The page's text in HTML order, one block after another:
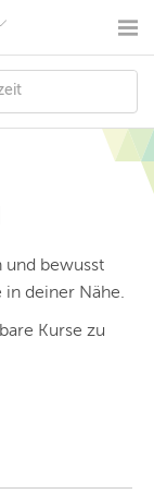
und bewusst
in deiner Nähe.
Kurse zu